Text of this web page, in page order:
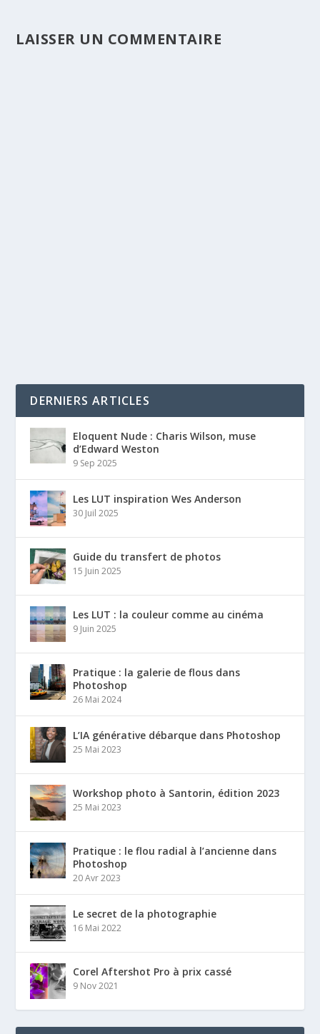
LAISSER UN COMMENTAIRE
DERNIERS ARTICLES
Eloquent Nude : Charis Wilson, muse
d’Edward Weston
9 Sep 2025
Les LUT inspiration Wes Anderson
30 Juil 2025
Guide du transfert de photos
15 Juin 2025
Les LUT : la couleur comme au cinéma
9 Juin 2025
Pratique : la galerie de flous dans
Photoshop
26 Mai 2024
L’IA générative débarque dans Photoshop
25 Mai 2023
Workshop photo à Santorin, édition 2023
25 Mai 2023
Pratique : le flou radial à l’ancienne dans
Photoshop
20 Avr 2023
Le secret de la photographie
16 Mai 2022
Corel Aftershot Pro à prix cassé
9 Nov 2021